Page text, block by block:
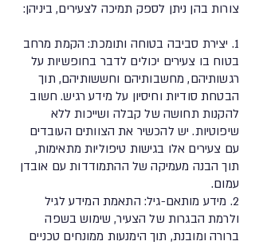
צורות בהן ניתן לספק תמיכה לצעירים, ביניהן:
1. יצירת סביבה בטוחה ותומכת: הקמת מרחב
בטוח בו צעירים יכולים לדבר בחופשיות על
רגשותיהם, מחשבותיהם וחששותיהם, תוך
הבטחת סודיות וחיסיון על מידע רגיש. חשוב
להקנות תחושה של קבלה ושייכות ללא
שיפוטיות. יש להכשיר את הצוותים העובדים
עם צעירים אלו בגישות טיפוליות מתאימות,
תוך הבנה מעמיקה של ההתמודדות עם אובדן
עמום.
2. מידע מותאם-גיל: התאמת המידע לגיל
ולרמת הבגרות של הצעיר, שימוש בשפה
ברורה ומובנת, תוך הימנעות ממונחים טכניים